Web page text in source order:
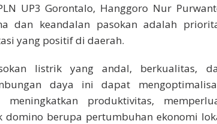
UP3 Gorontalo, Hanggoro Nur
dan keandalan pasokan adalah
yang positif di daerah.
listrik yang andal, berkualitas,
daya ini dapat
produktivitas,
domino berupa pertumbuhan ekonomi